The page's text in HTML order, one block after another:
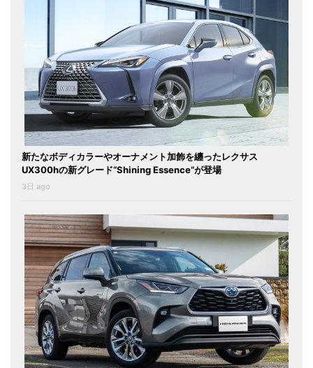
新たなボディカラーやオーナメント加飾を纏ったレクサス
UX300hの新グレード“Shining Essence”が登場
3日 ago